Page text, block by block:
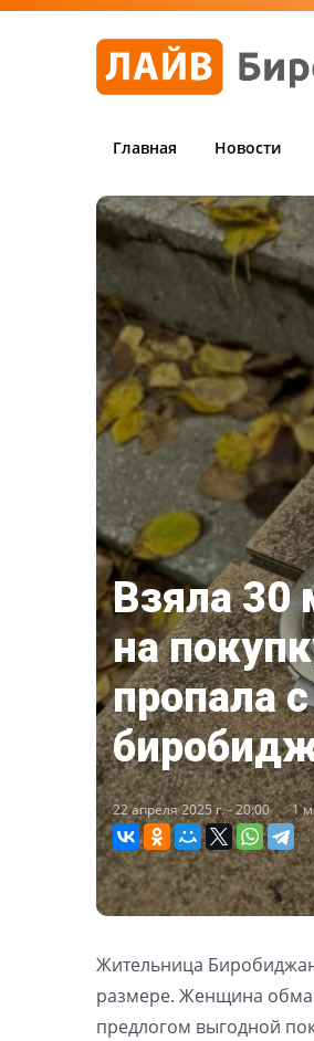
Главная Новости
Взяла 30
на
пропала
22 апреля 2025 г. - 20:00 1
Жительница
размере. Женщина
предлогом выгодной